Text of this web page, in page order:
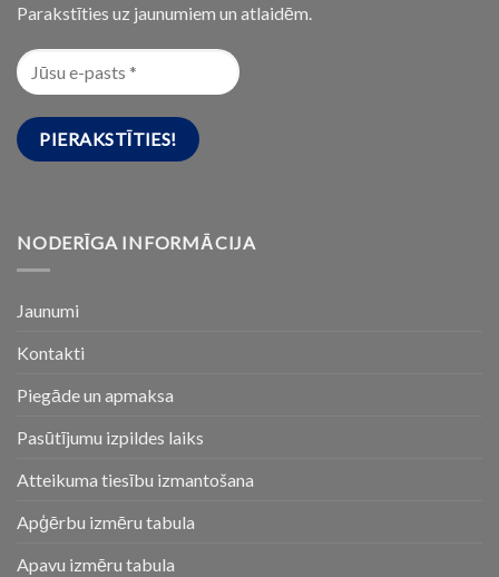
Parakstīties uz jaunumiem un atlaidēm.
NODERĪGA INFORMĀCIJA
Jaunumi
Kontakti
Piegāde un apmaksa
Pasūtījumu izpildes laiks
Atteikuma tiesību izmantošana
Apģērbu izmēru tabula
Apavu izmēru tabula